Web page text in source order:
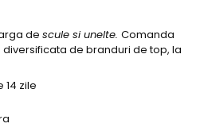
de scule si unelte. Comanda
de branduri de top, la
14 zile